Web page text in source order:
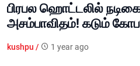
பிரபல ஹொட்டலில்
அசம்பாவிதம்! கடும்
kushpu / 1 year ago